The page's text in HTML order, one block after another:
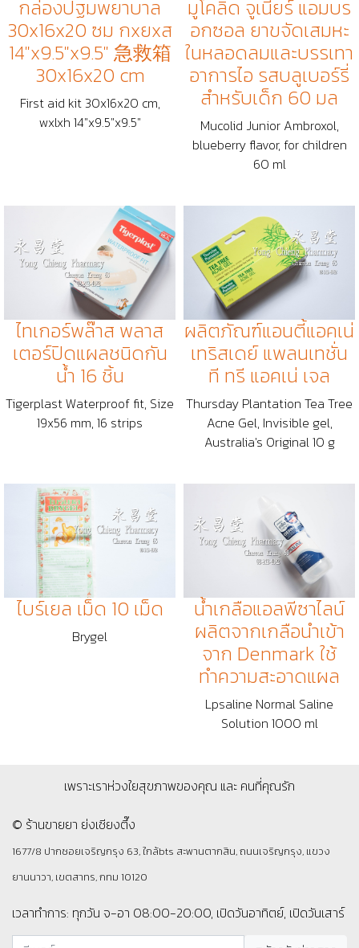
กล่องปฐมพยาบาล
30x16x20 ซม กxยxส
14"x9.5"x9.5" 急救箱
30x16x20 cm
First aid kit 30x16x20 cm,
wxlxh 14"x9.5"x9.5"
มูโคลิด จูเนียร์ แอมบร
อกซอล ยาขจัดเสมหะ
ในหลอดลมและบรรเทา
อาการไอ รสบลูเบอร์รี่
สำหรับเด็ก 60 มล
Mucolid Junior Ambroxol,
blueberry flavor, for children
60 ml
ไทเกอร์พล๊าส พลาส
เตอร์ปิดแผลชนิดกัน
น้ำ 16 ชิ้น
Tigerplast Waterproof fit, Size
19x56 mm, 16 strips
ผลิตภัณฑ์​แอนตี้แอคเน่
เทริสเดย์ แพลนเทชั่น
ที ทรี แอคเน่ เจล
Thursday Plantation Tea Tree
Acne Gel, Invisible gel,
Australia's Original 10 g
ไบร์เยล เม็ด 10 เม็ด
Brygel
น้ำเกลือแอลพีซาไลน์
ผลิตจากเกลือนำเข้า
จาก Denmark ใช้
ทำความสะอาดแผล
Lpsaline Normal Saline
Solution 1000 ml
เพราะเราห่วงใยสุขภาพของคุณ และ คนที่คุณรัก
© ร้านขายยา ย่งเชียงตึ๊ง
1677/8 ปากซอยเจริญกรุง 63, ใกล้bts สะพานตากสิน, ถนนเจริญกรุง, แขวง
ยานนาวา, เขตสาทร, กทม 10120
เวลาทำการ: ทุกวัน จ-อา 08:00-20:00, เปิดวันอาทิตย์, เปิดวันเสาร์